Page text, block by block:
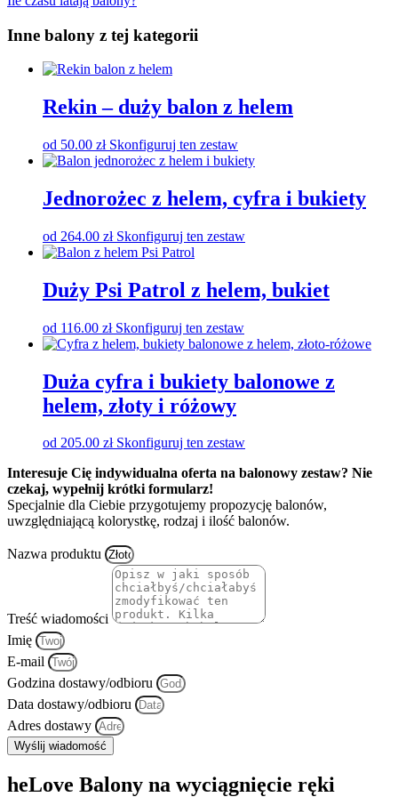
Inne balony z tej kategorii
Rekin – duży balon z helem
od 50.00 zł Skonfiguruj ten zestaw
Jednorożec z helem, cyfra i bukiety
od 264.00 zł Skonfiguruj ten zestaw
Duży Psi Patrol z helem, bukiet
od 116.00 zł Skonfiguruj ten zestaw
Duża cyfra i bukiety balonowe z
helem, złoty i różowy
od 205.00 zł Skonfiguruj ten zestaw
Interesuje Cię indywidualna oferta na balonowy zestaw? Nie
czekaj, wypełnij krótki formularz!
Specjalnie dla Ciebie przygotujemy propozycję balonów,
uwzględniającą kolorystkę, rodzaj i ilość balonów.
Nazwa produktu
Treść wiadomości
Imię
E-mail
Godzina dostawy/odbioru
Data dostawy/odbioru
Adres dostawy
Wyślij wiadomość
heLove Balony na wyciągnięcie ręki